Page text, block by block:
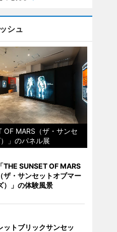
シュ
OF MARS（ザ・サンセ
」のパネル展
「THE SUNSET OF MARS
（ザ・サンセットオブマー
）」の体験風景
ットブリックサンセッ